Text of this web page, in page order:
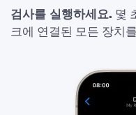
검사를 실행하세요. 몇
크에 연결된 모든 장치